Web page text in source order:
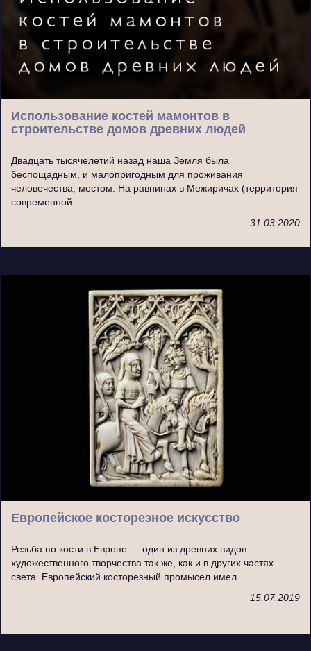
Использование костей мамонтов в
строительстве домов древних людей
Двадцать тысячелетий назад наша Земля была
беспощадным, и малопригодным для проживания
человечества, местом. На равнинах в Межиричах (территория
современной…
31.03.2020
Европейское косторезное искусство
Резьба по кости в Европе — один из древних видов
художественного творчества так же, как и в других частях
света. Европейский косторезный промысел имел…
15.07.2019